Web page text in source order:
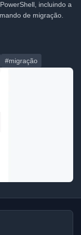
incluindo a
de migração.
#migração